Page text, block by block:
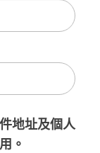
地址及個人
。